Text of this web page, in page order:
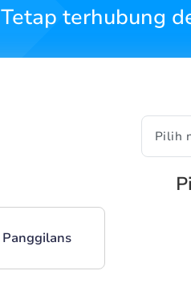
Tetap terhubung
Panggilans